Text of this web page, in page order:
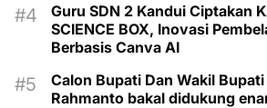
Guru SDN 2 Kandui Ciptakan
SCIENCE BOX, Inovasi
Berbasis Canva AI
Calon Bupati Dan Wakil
Rahmanto bakal didukung